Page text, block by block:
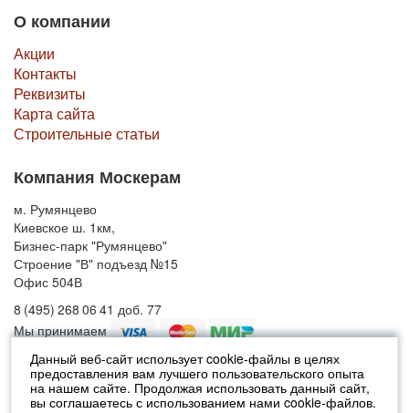
Данный веб-сайт использует cookie-файлы в целях
предоставления вам лучшего пользовательского опыта
на нашем сайте. Продолжая использовать данный сайт,
вы соглашаетесь с использованием нами cookie-файлов.
О компании
Акции
Контакты
Реквизиты
Карта сайта
Строительные статьи
Компания Москерам
м. Румянцево
Киевское ш. 1км,
Бизнес-парк "Румянцево"
Строение "В" подъезд №15
Офис 504В
8 (495) 268 06 41 доб. 77
Мы принимаем
© 2010-2026 Москерам
Указанные на сайте цены не являются публичной офертой (ст.435 ГК
РФ).